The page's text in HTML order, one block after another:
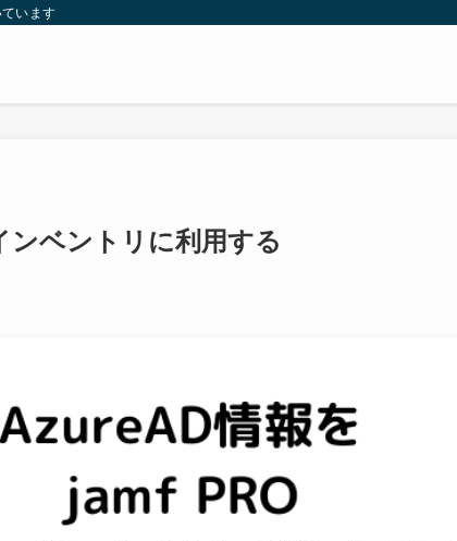
います
ベントリに利用する